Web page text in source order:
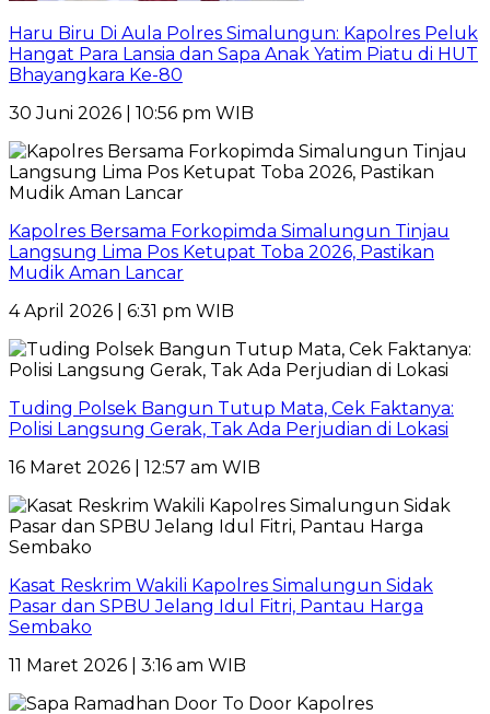
Haru Biru Di Aula Polres Simalungun: Kapolres Peluk
Hangat Para Lansia dan Sapa Anak Yatim Piatu di HUT
Bhayangkara Ke-80
30 Juni 2026 | 10:56 pm WIB
Kapolres Bersama Forkopimda Simalungun Tinjau
Langsung Lima Pos Ketupat Toba 2026, Pastikan
Mudik Aman Lancar
4 April 2026 | 6:31 pm WIB
Tuding Polsek Bangun Tutup Mata, Cek Faktanya:
Polisi Langsung Gerak, Tak Ada Perjudian di Lokasi
16 Maret 2026 | 12:57 am WIB
Kasat Reskrim Wakili Kapolres Simalungun Sidak
Pasar dan SPBU Jelang Idul Fitri, Pantau Harga
Sembako
11 Maret 2026 | 3:16 am WIB